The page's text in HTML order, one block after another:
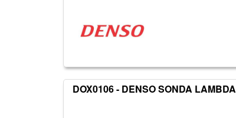
DOX0106 - DENSO SONDA LAMBDA